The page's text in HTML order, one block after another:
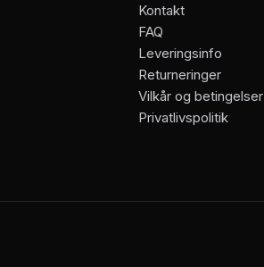
Kontakt
FAQ
Leveringsinfo
Returneringer
Vilkår og betingelser
Privatlivspolitik